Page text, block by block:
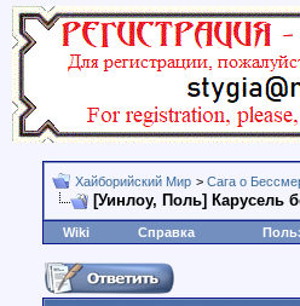
Хайборийский Мир > Сага о
[Уинлоу, Поль] Карусель
Wiki Справка